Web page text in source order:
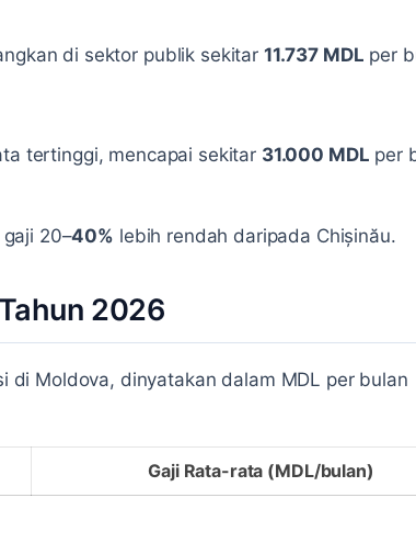
di sektor publik sekitar 11.737 MDL per
tertinggi, mencapai sekitar 31.000 MDL per
20–40% lebih rendah daripada Chișinău.
2026
Moldova, dinyatakan dalam MDL per bulan
Gaji Rata-rata (MDL/bulan)